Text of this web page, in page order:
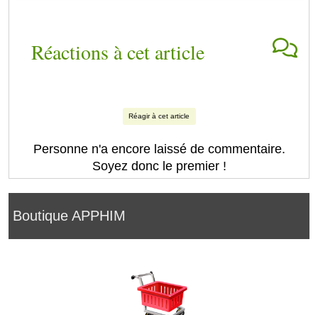
Boutique APPHIM
Réactions à cet article
Réagir à cet article
Personne n'a encore laissé de commentaire.
Soyez donc le premier !